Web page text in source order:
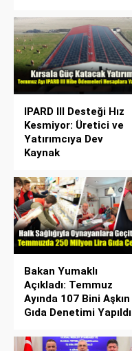
IPARD III Desteği Hız
Kesmiyor: Üretici ve
Yatırımcıya Dev
Kaynak
Bakan Yumaklı
Açıkladı: Temmuz
Ayında 107 Bini Aşkın
Gıda Denetimi Yapıldı